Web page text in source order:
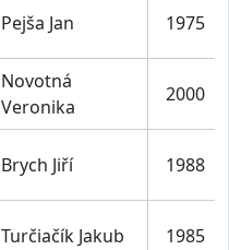
Pejša Jan 1975
Novotná
Veronika
2000
Brych Jiří 1988
Turčiačík Jakub 1985